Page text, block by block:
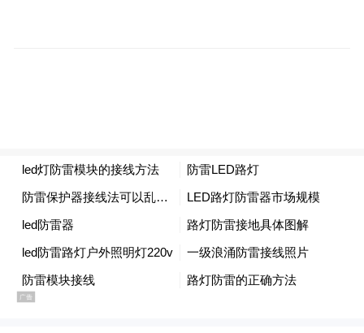
这或许可以解释伊朗近期采取小规模且连续
的攻击策略的原因。伊朗很可能使用一些较
老旧/不太先进的导弹来消耗以色列的防空系
统，为日后真正的导弹袭击铺路。这才是消
耗战的打法。